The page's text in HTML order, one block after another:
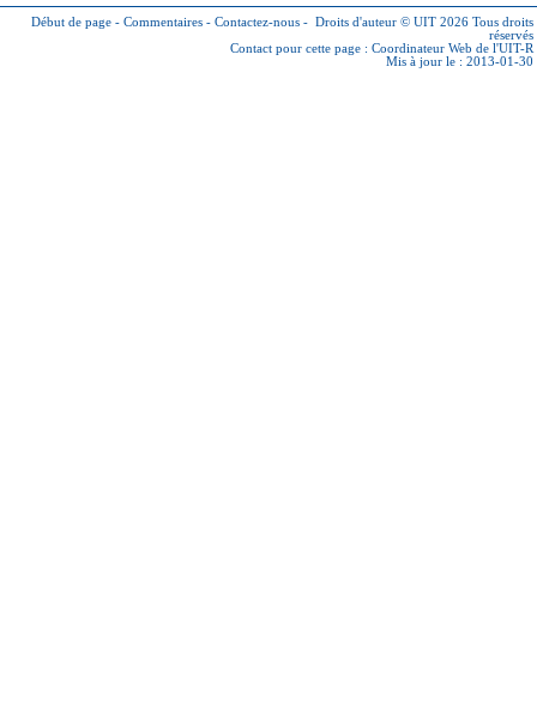
Début de page - Commentaires - Contactez-nous - Droits d'auteur © UIT 2026 Tous droits
réservés
Contact pour cette page : Coordinateur Web de l'UIT-R
Mis à jour le : 2013-01-30